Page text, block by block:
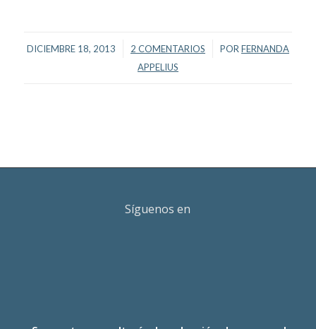
DICIEMBRE 18, 2013
/ 2 COMENTARIOS
/ POR FERNANDA
APPELIUS
Síguenos en